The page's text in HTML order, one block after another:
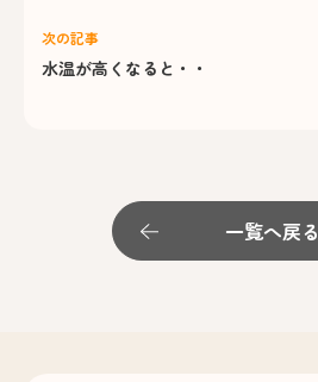
次の記事
水温が高くなると・・
一覧へ戻る